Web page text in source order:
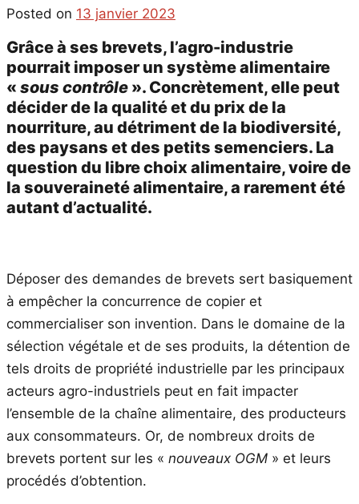
Posted on 13 janvier 2023
Grâce à ses brevets, l’agro-industrie
pourrait imposer un système alimentaire
« sous contrôle ». Concrètement, elle peut
décider de la qualité et du prix de la
nourriture, au détriment de la biodiversité,
des paysans et des petits semenciers. La
question du libre choix alimentaire, voire de
la souveraineté alimentaire, a rarement été
autant d’actualité.
Déposer des demandes de brevets sert basiquement
à empêcher la concurrence de copier et
commercialiser son invention. Dans le domaine de la
sélection végétale et de ses produits, la détention de
tels droits de propriété industrielle par les principaux
acteurs agro-industriels peut en fait impacter
l’ensemble de la chaîne alimentaire, des producteurs
aux consommateurs. Or, de nombreux droits de
brevets portent sur les « nouveaux OGM » et leurs
procédés d’obtention.